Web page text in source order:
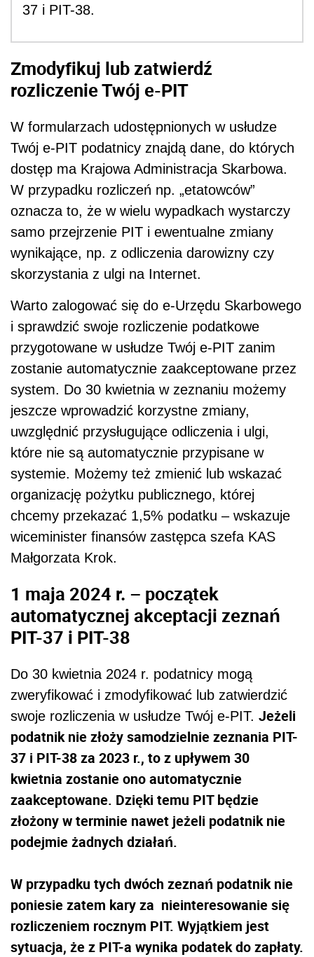
37 i PIT-38.
Zmodyfikuj lub zatwierdź
rozliczenie Twój e-PIT
W formularzach udostępnionych w usłudze
Twój e-PIT podatnicy znajdą dane, do których
dostęp ma Krajowa Administracja Skarbowa.
W przypadku rozliczeń np. „etatowców”
oznacza to, że w wielu wypadkach wystarczy
samo przejrzenie PIT i ewentualne zmiany
wynikające, np. z odliczenia darowizny czy
skorzystania z ulgi na Internet.
Warto zalogować się do e-Urzędu Skarbowego
i sprawdzić swoje rozliczenie podatkowe
przygotowane w usłudze Twój e-PIT zanim
zostanie automatycznie zaakceptowane przez
system. Do 30 kwietnia w zeznaniu możemy
jeszcze wprowadzić korzystne zmiany,
uwzględnić przysługujące odliczenia i ulgi,
które nie są automatycznie przypisane w
systemie. Możemy też zmienić lub wskazać
organizację pożytku publicznego, której
chcemy przekazać 1,5% podatku – wskazuje
wiceminister finansów zastępca szefa KAS
Małgorzata Krok.
1 maja 2024 r. – początek
automatycznej akceptacji zeznań
PIT-37 i PIT-38
Do 30 kwietnia 2024 r. podatnicy mogą
zweryfikować i zmodyfikować lub zatwierdzić
swoje rozliczenia w usłudze Twój e-PIT. Jeżeli
podatnik nie złoży samodzielnie zeznania PIT-
37 i PIT-38 za 2023 r., to z upływem 30
kwietnia zostanie ono automatycznie
zaakceptowane. Dzięki temu PIT będzie
złożony w terminie nawet jeżeli podatnik nie
podejmie żadnych działań.
W przypadku tych dwóch zeznań podatnik nie
poniesie zatem kary za nieinteresowanie się
rozliczeniem rocznym PIT. Wyjątkiem jest
sytuacja, że z PIT-a wynika podatek do zapłaty.